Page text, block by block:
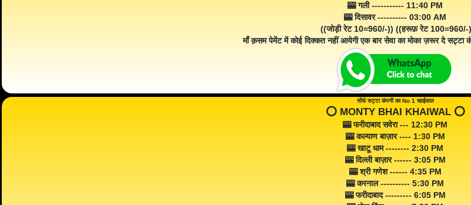
🎰 गली ----------- 11:40 PM
🎰 दिसावर ---------- 03:00 AM
((जोड़ी रेट 10=960/-)) ((हरूफ़ रेट 100=960/-
माँ क़सम पेमेंट में कोई दिक्कत नहीं आयेगी एक बार सेवा का मोका ज़रूर दे सट्टा
सीधे सट्टा कंपनी का No 1 खाईवाल
⭕️ MONTY BHAI KHAIWAL ⭕️
🎰 फरीदाबाद सवेरा --- 12:30 PM
🎰 कल्याण बाज़ार ---- 1:30 PM
🎰 खाटू धाम -------- 2:30 PM
🎰 दिल्ली बाज़ार ------ 3:05 PM
🎰 श्री गणेश ------ 4:35 PM
🎰 करनाल ---------- 5:30 PM
🎰 फरीदाबाद --------- 6:05 PM